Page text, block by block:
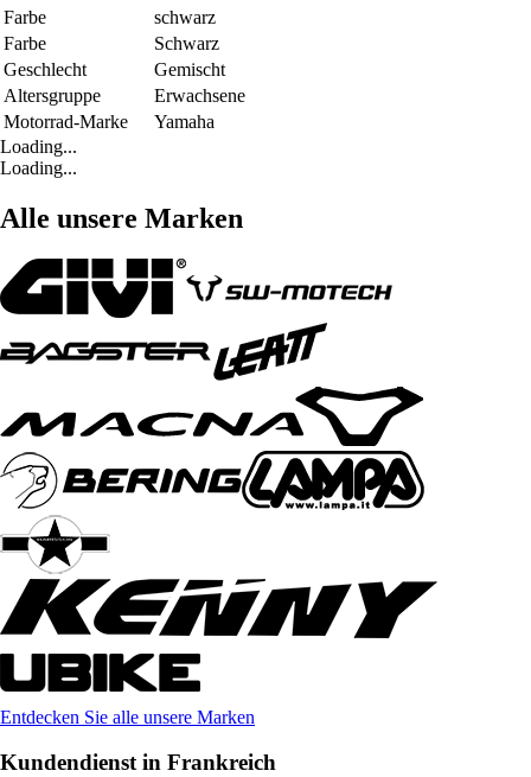
Farbe
schwarz
Farbe
Schwarz
Geschlecht
Gemischt
Altersgruppe
Erwachsene
Motorrad-Marke
Yamaha
Loading...
Loading...
Alle unsere Marken
Entdecken Sie alle unsere Marken
Kundendienst in Frankreich